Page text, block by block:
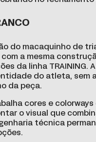
do macaquinho de
com a mesma
da linha TRAINING.
do atleta, sem
da peça.
cores e
o visual que
técnica